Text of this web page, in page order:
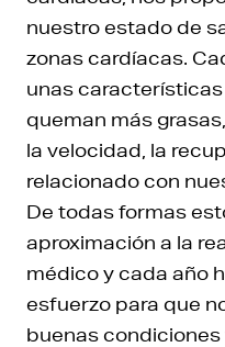
nuestro estado de
zonas cardíacas.
unas
queman más
la velocidad, la
relacionado con
De todas formas
aproximación a la
médico y cada año
esfuerzo para que
buenas